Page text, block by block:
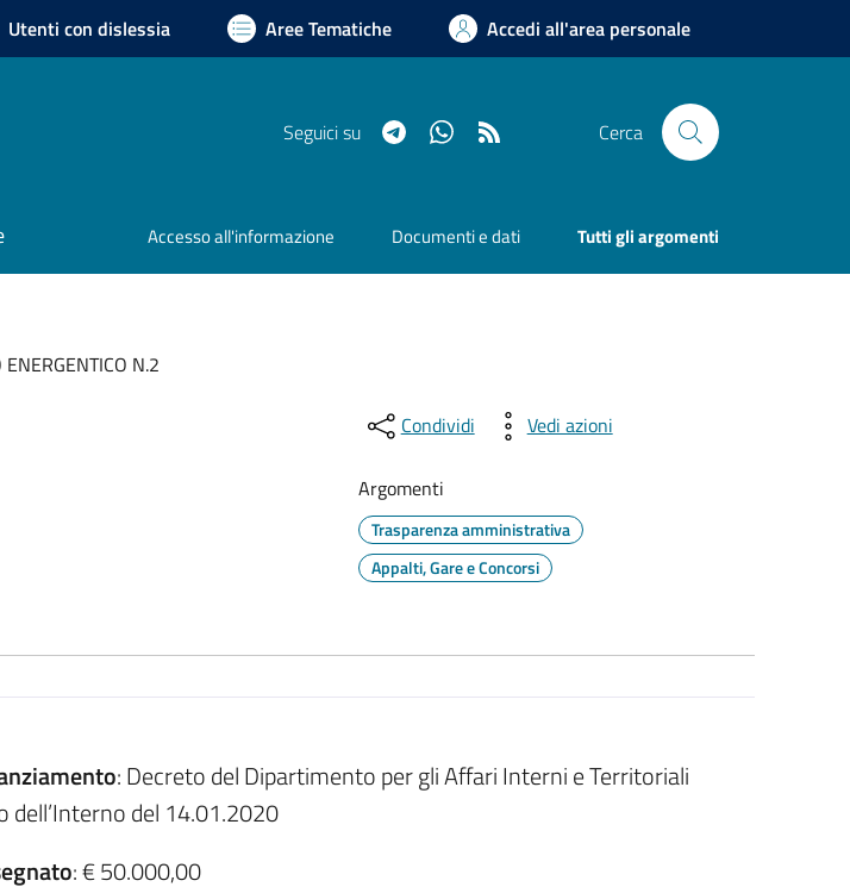
Utenti con dislessia Aree Tematiche Accedi all'area personale
Seguici su TelegramWhatsapp Cerca
Accesso all'informazione Documenti e dati Tutti gli argomenti
N.2
Condividi Vedi azioni
Argomenti
Trasparenza amministrativa
Appalti, Gare e Concorsi
: Decreto del Dipartimento per gli Affari Interni e Territoriali
dell’Interno del 14.01.2020
: € 50.000,00